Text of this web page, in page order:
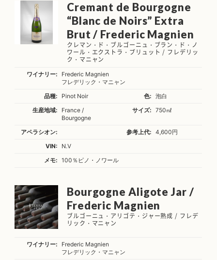
Cremant de Bourgogne
“Blanc de Noirs” Extra
Brut / Frederic Magnien
クレマン・ド・ブルゴーニュ・ブラン・ド・ノ
ワール・エクストラ・ブリュット / フレデリッ
ク・マニャン
ワイナリー:
Frederic Magnien
フレデリック・マニャン
品種:
Pinot Noir 色:
泡白
生産地域:
France /
Bourgogne
サイズ: 750㎖
アペラシオン: 参考上代:
4,600円
VIN:
N.V
メモ:
100％ピノ・ノワール
Bourgogne Aligote Jar /
Frederic Magnien
ブルゴーニュ・アリゴテ・ジャー熟成 / フレデ
リック・マニャン
ワイナリー:
Frederic Magnien
フレデリック・マニャン